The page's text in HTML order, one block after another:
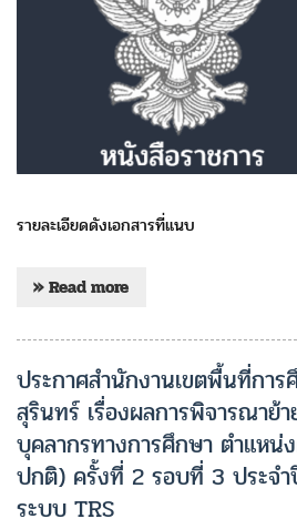
รายละเอียดดังเอกสารที่แนบ
» Read more
ประกาศสำนักงานเขตพื้นที่กา
สุรินทร์ เรื่องผลการพิจารณาย้า
บุคลากรทางการศึกษา ตำแหน่
ปกติ) ครั้งที่ 2 รอบที่ 3 ประจ
ระบบ TRS